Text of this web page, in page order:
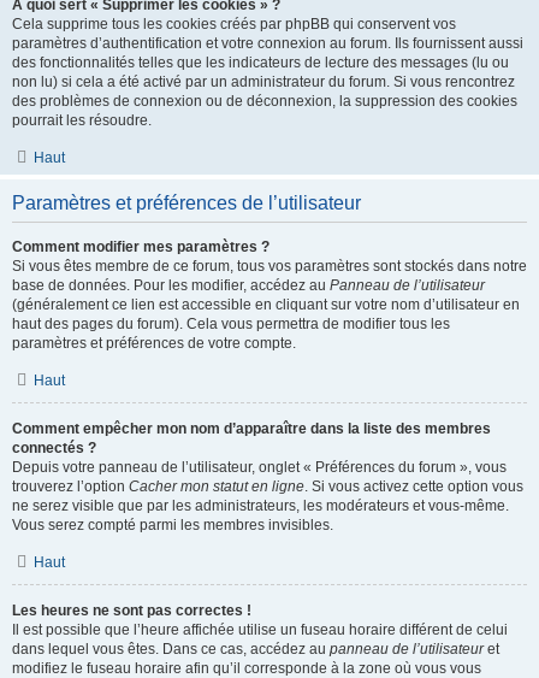
À quoi sert « Supprimer les cookies » ?
Cela supprime tous les cookies créés par phpBB qui conservent vos
paramètres d’authentification et votre connexion au forum. Ils fournissent aussi
des fonctionnalités telles que les indicateurs de lecture des messages (lu ou
non lu) si cela a été activé par un administrateur du forum. Si vous rencontrez
des problèmes de connexion ou de déconnexion, la suppression des cookies
pourrait les résoudre.
Haut
Paramètres et préférences de l’utilisateur
Comment modifier mes paramètres ?
Si vous êtes membre de ce forum, tous vos paramètres sont stockés dans notre
base de données. Pour les modifier, accédez au Panneau de l’utilisateur
(généralement ce lien est accessible en cliquant sur votre nom d’utilisateur en
haut des pages du forum). Cela vous permettra de modifier tous les
paramètres et préférences de votre compte.
Haut
Comment empêcher mon nom d’apparaître dans la liste des membres
connectés ?
Depuis votre panneau de l’utilisateur, onglet « Préférences du forum », vous
trouverez l’option Cacher mon statut en ligne. Si vous activez cette option vous
ne serez visible que par les administrateurs, les modérateurs et vous-même.
Vous serez compté parmi les membres invisibles.
Haut
Les heures ne sont pas correctes !
Il est possible que l’heure affichée utilise un fuseau horaire différent de celui
dans lequel vous êtes. Dans ce cas, accédez au panneau de l’utilisateuret
modifiez le fuseau horaire afin qu’il corresponde à la zone où vous vous